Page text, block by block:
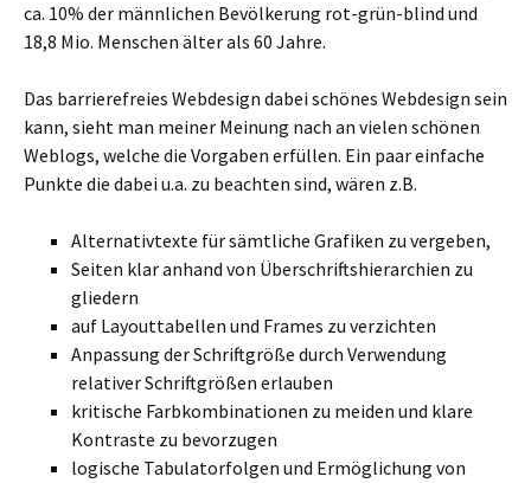
ca. 10% der männlichen Bevölkerung rot-grün-blind und
18,8 Mio. Menschen älter als 60 Jahre.
Das barrierefreies Webdesign dabei schönes Webdesign sein
kann, sieht man meiner Meinung nach an vielen schönen
Weblogs, welche die Vorgaben erfüllen. Ein paar einfache
Punkte die dabei u.a. zu beachten sind, wären z.B.
Alternativtexte für sämtliche Grafiken zu vergeben,
Seiten klar anhand von Überschriftshierarchien zu
gliedern
auf Layouttabellen und Frames zu verzichten
Anpassung der Schriftgröße durch Verwendung
relativer Schriftgrößen erlauben
kritische Farbkombinationen zu meiden und klare
Kontraste zu bevorzugen
logische Tabulatorfolgen und Ermöglichung von